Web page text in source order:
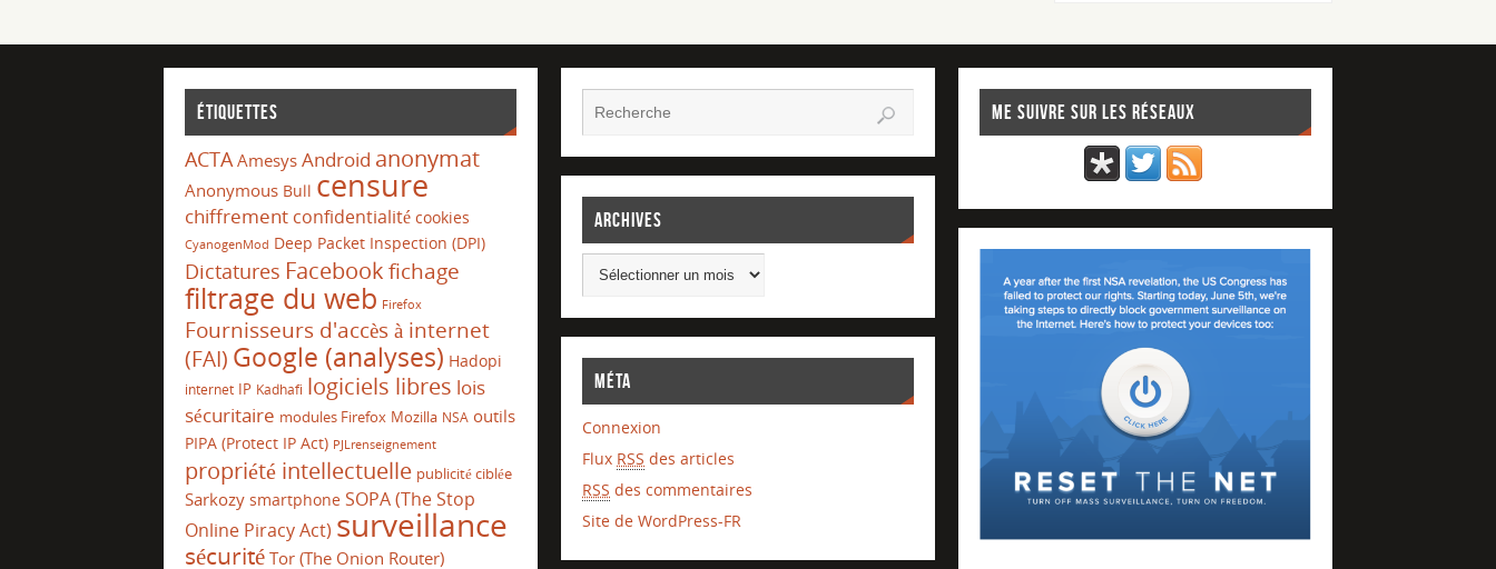
Étiquettes
ACTA Amesys Android anonymat
Anonymous Bull censure
chiffrement confidentialité cookies
CyanogenMod Deep Packet Inspection (DPI)
Dictatures Facebookfichage
filtrage du web Firefox
Fournisseurs d'accès à internet
(FAI) Google (analyses) Hadopi
internet IP Kadhafi logiciels libres lois
sécuritaire modules Firefox Mozilla NSA outils
PIPA (Protect IP Act) PJLrenseignement
propriété intellectuelle publicité ciblée
Sarkozy smartphone SOPA (The Stop
Online Piracy Act) surveillance
sécurité Tor (The Onion Router)
Archives
Méta
Connexion
Flux RSS des articles
RSS des commentaires
Site de WordPress-FR
Me suivre sur les réseaux